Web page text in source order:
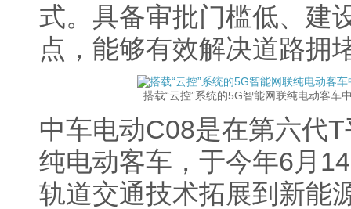
式。具备审批门槛低、建
点，能够有效解决道路拥
搭载“云控”系统的5G智能网联纯电动客车
中车电动C08是在第六代
纯电动客车，于今年6月
轨道交通技术拓展到新能